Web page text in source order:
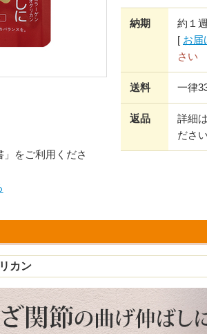
」をご利用くださ
納期
約１
[ お届
さい
送料 一律
返品 詳細
ださい
カン